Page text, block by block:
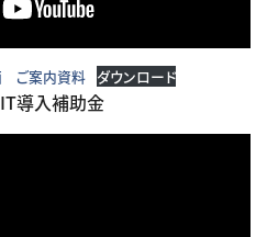
ご案内資料 ダウンロード
IT導入補助金